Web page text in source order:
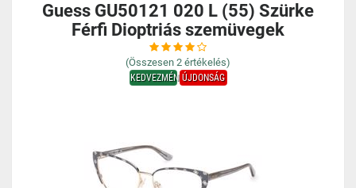
Guess GU50121 020 L (55) Szürke
Férfi Dioptriás szemüvegek
(Összesen 2 értékelés)
KEDVEZMÉNYÚJDONSÁG